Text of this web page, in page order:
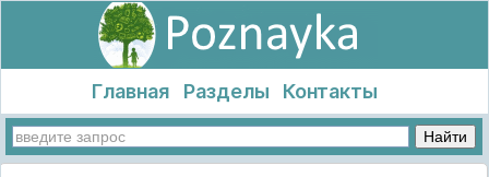
Главная Разделы Контакты